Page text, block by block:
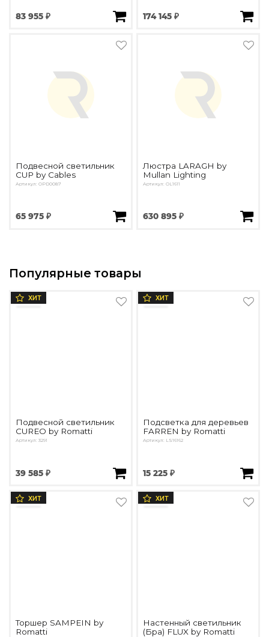
83 955 ₽ 174 145 ₽
Подвесной светильник
CUP by Cables
Артикул: OPD0087
65 975 ₽
Люстра LARAGH by
Mullan Lighting
Артикул: OL1611
630 895 ₽
Популярные товары
ХИТ
Подвесной светильник
CUREO by Romatti
Артикул: 3291
39 585 ₽
ХИТ
Подсветка для деревьев
FARREN by Romatti
Артикул: LS16162
15 225 ₽
ХИТ
Торшер SAMPEIN by
Romatti
ХИТ
Настенный светильник
(Бра) FLUX by Romatti